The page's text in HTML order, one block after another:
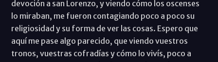
devoción a san Lorenzo, y viendo cómo los oscenses
lo miraban, me fueron contagiando poco a poco su
religiosidad y su forma de ver las cosas. Espero que
aquí me pase algo parecido, que viendo vuestros
tronos, vuestras cofradías y cómo lo vivís, poco a